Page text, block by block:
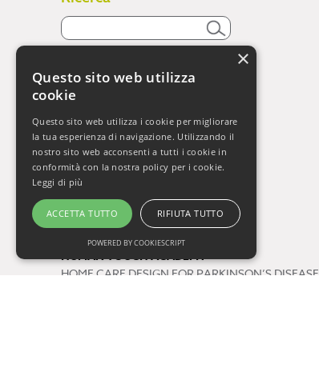
Attività
La Settimana del Cervello
Gli Orizzonti della Salute
Vivere Sani, Vivere Bene 2009-2019
Vivere Sani, Vivere Bene Online
Gli Appuntamenti della Salute
Il Respiro di Oxy.gen
Progetti
HUMAN TOUCH ACADEMY
HOME CARE DESIGN FOR PARKINSON’S DISEASE
×
Questo sito web utilizza
cookie
Questo sito web utilizza i cookie per migliorare
la tua esperienza di navigazione. Utilizzando il
nostro sito web acconsenti a tutti i cookie in
conformità con la nostra policy per i cookie.
Leggi di più
ACCETTA TUTTO RIFIUTA TUTTO
POWERED BY COOKIESCRIPT